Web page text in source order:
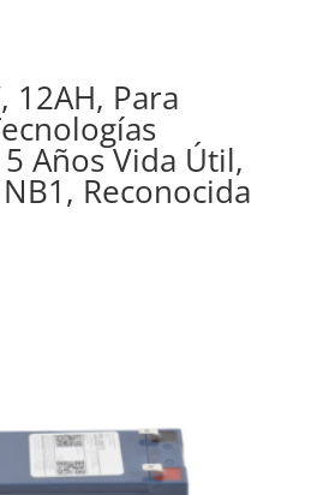
12AH, Para
Años Vida Útil,
Reconocida